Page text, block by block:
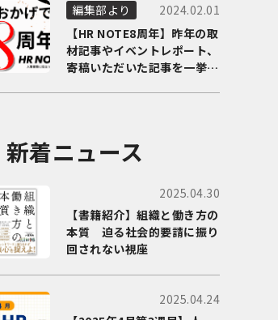
編集部より
2024.02.01
【HR NOTE8周年】昨年の取
材記事やイベントレポート、
寄稿いただいた記事を一挙に
新着ニュース
2025.04.30
【書籍紹介】組織と働き方の
本質 迫る社会的要請に振り
回されない視座
2025.04.24